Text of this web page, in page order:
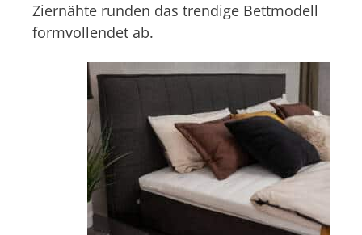
Ziernähte runden das trendige Bettmodell
formvollendet ab.